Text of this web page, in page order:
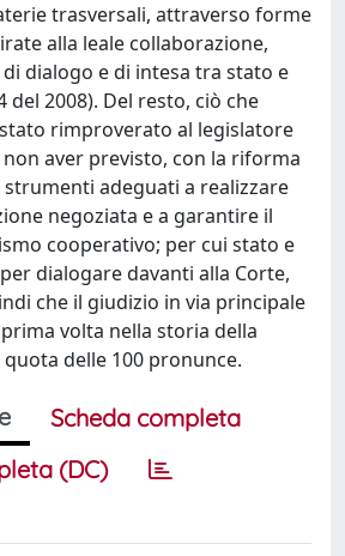
trasversali, attraverso forme
alla leale collaborazione,
dialogo e di intesa tra stato e
del 2008). Del resto, ciò che
rimproverato al legislatore
aver previsto, con la riforma
strumenti adeguati a realizzare
negoziata e a garantire il
cooperativo; per cui stato e
dialogare davanti alla Corte,
che il giudizio in via principale
volta nella storia della
delle 100 pronunce.
Scheda completa
(DC)